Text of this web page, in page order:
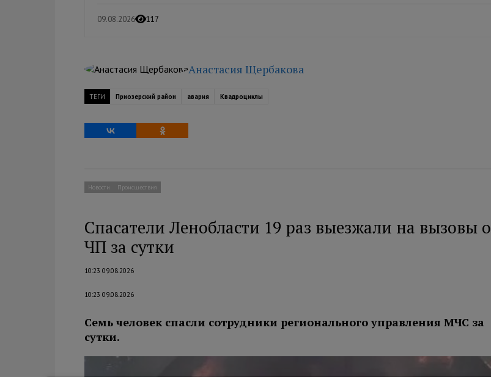
09.08.2026 117
Анастасия Щербакова
ТЕГИ Приозерский район авария Квадроциклы
Новости Происшествия
Спасатели Ленобласти 19 раз выезжали на вызовы о
ЧП за сутки
10:23 09.08.2026
10:23 09.08.2026
Семь человек спасли сотрудники регионального управления МЧС за
сутки.